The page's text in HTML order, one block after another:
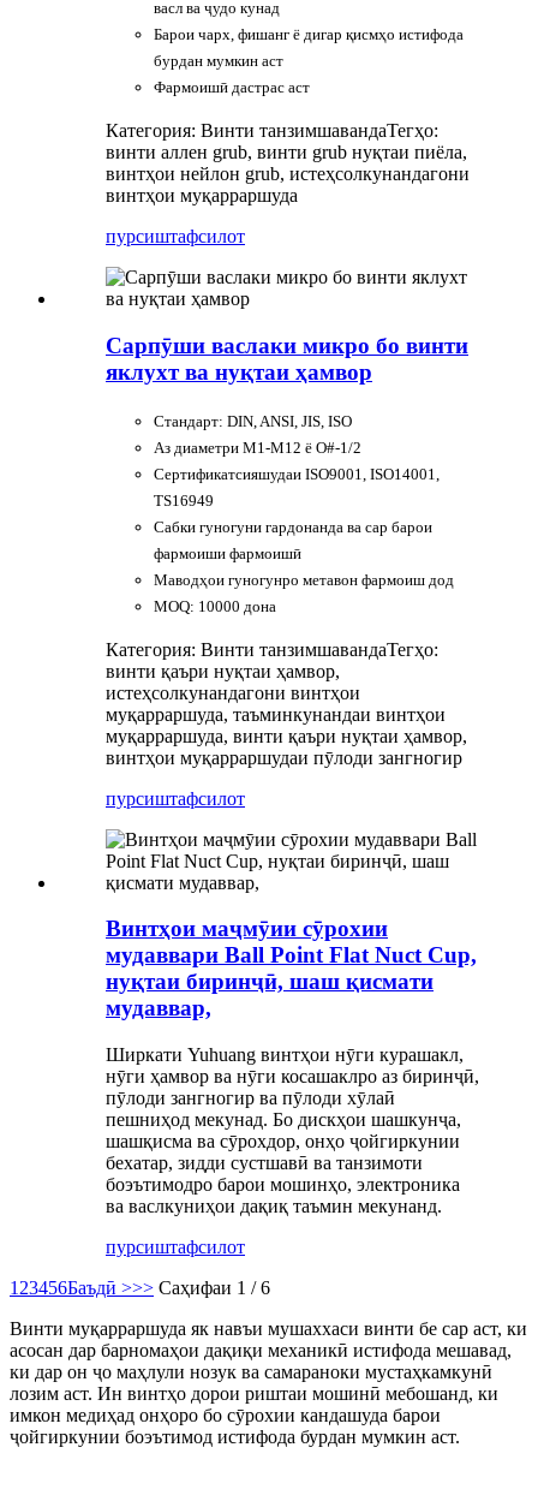
васл ва ҷудо кунад
Барои чарх, фишанг ё дигар қисмҳо истифода
бурдан мумкин аст
Фармоишӣ дастрас аст
Категория: Винти танзимшавандаТегҳо:
винти аллен grub, винти grub нуқтаи пиёла,
винтҳои нейлон grub, истеҳсолкунандагони
винтҳои муқарраршуда
пурсиштафсилот
Сарпӯши васлаки микро бо винти
яклухт ва нуқтаи ҳамвор
Стандарт: DIN, ANSI, JIS, ISO
Аз диаметри M1-M12 ё O#-1/2
Сертификатсияшудаи ISO9001, ISO14001,
TS16949
Сабки гуногуни гардонанда ва сар барои
фармоиши фармоишӣ
Маводҳои гуногунро метавон фармоиш дод
MOQ: 10000 дона
Категория: Винти танзимшавандаТегҳо:
винти қаъри нуқтаи ҳамвор,
истеҳсолкунандагони винтҳои
муқарраршуда, таъминкунандаи винтҳои
муқарраршуда, винти қаъри нуқтаи ҳамвор,
винтҳои муқарраршудаи пӯлоди зангногир
пурсиштафсилот
Винтҳои маҷмӯии сӯрохии
мудаввари Ball Point Flat Nuct Cup,
нуқтаи биринҷӣ, шаш қисмати
мудаввар,
Ширкати Yuhuang винтҳои нӯги курашакл,
нӯги ҳамвор ва нӯги косашаклро аз биринҷӣ,
пӯлоди зангногир ва пӯлоди хӯлаӣ
пешниҳод мекунад. Бо дискҳои шашкунҷа,
шашқисма ва сӯрохдор, онҳо ҷойгиркунии
бехатар, зидди сустшавӣ ва танзимоти
боэътимодро барои мошинҳо, электроника
ва васлкуниҳои дақиқ таъмин мекунанд.
пурсиштафсилот
1 23456Баъдӣ >>> Саҳифаи 1 / 6
Винти муқарраршуда як навъи мушаххаси винти бе сар аст, ки
асосан дар барномаҳои дақиқи механикӣ истифода мешавад,
ки дар он ҷо маҳлули нозук ва самараноки мустаҳкамкунӣ
лозим аст. Ин винтҳо дорои риштаи мошинӣ мебошанд, ки
имкон медиҳад онҳоро бо сӯрохии кандашуда барои
ҷойгиркунии боэътимод истифода бурдан мумкин аст.